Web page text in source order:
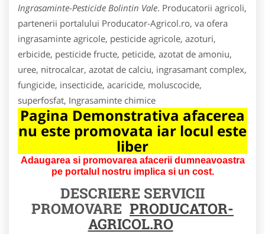
Ingrasaminte-Pesticide Bolintin Vale. Producatorii agricoli,
partenerii portalului Producator-Agricol.ro, va ofera
ingrasaminte agricole, pesticide agricole, azoturi,
erbicide, pesticide fructe, peticide, azotat de amoniu,
uree, nitrocalcar, azotat de calciu, ingrasamant complex,
fungicide, insecticide, acaricide, moluscocide,
superfosfat, Ingrasaminte chimice
Pagina Demonstrativa afacerea
nu este promovata iar locul este
liber
Adaugarea si promovarea afacerii dumneavoastra
pe portalul nostru implica si un cost.
DESCRIERE SERVICII
PROMOVARE PRODUCATOR-
AGRICOL.RO